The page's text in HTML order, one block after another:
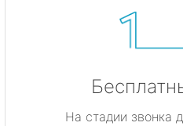
На стадии звонка